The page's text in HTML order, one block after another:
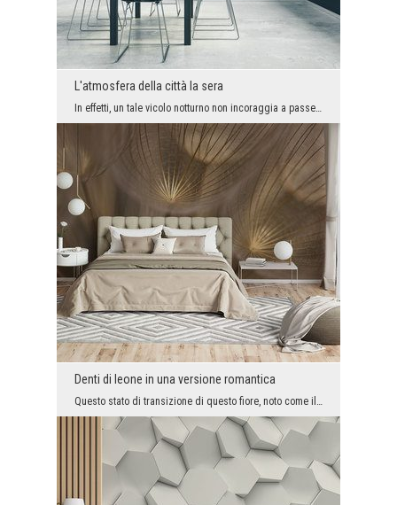
L'atmosfera della città la sera
In effetti, un tale vicolo notturno non incoraggia a passeggiare. I distretti post-industriali de...
Denti di leone in una versione romantica
Questo stato di transizione di questo fiore, noto come il dente di leone, è uno dei dettagli vege...